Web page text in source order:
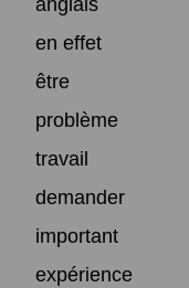
en effet
être
problème
travail
demander
important
expérience